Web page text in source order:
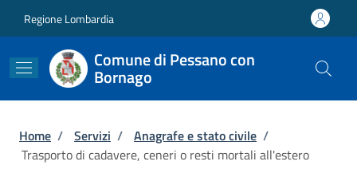
Regione Lombardia
Comune di Pessano con
Bornago
Briciole di pane
Home / Servizi / Anagrafe e stato civile /
Trasporto di cadavere, ceneri o resti mortali all'estero